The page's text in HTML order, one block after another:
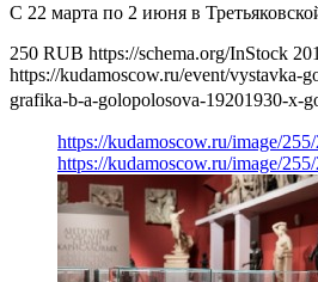
С 22 марта по 2 июня в
250 RUB https://schema.org/InStock
https://kudamoscow.ru/event/vystavka-
grafika-b-a-golopolosova-19201930-x-
https://kudamoscow.ru/image/
https://kudamoscow.ru/image/